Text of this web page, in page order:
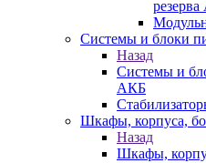
Системы и блоки
Назад
Системы и
АКБ
Шкафы, корпуса,
Назад
Шкафы,